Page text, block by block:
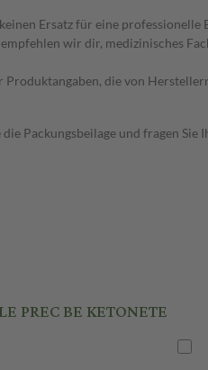
Ersatz für eine
wir dir, medizinisches
die von
Packungsbeilage und fragen
PREC BE KETONETE